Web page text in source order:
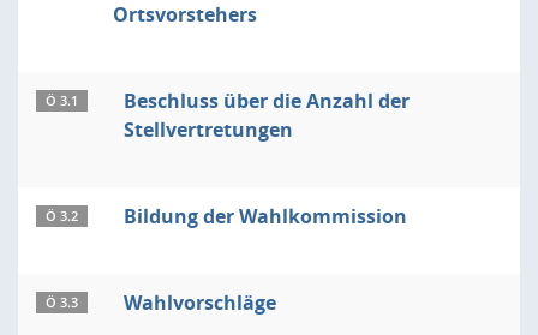
Ortsvorstehers
Ö 3.1
Beschluss über die Anzahl der
Stellvertretungen
Ö 3.2 Bildung der Wahlkommission
Ö 3.3 Wahlvorschläge